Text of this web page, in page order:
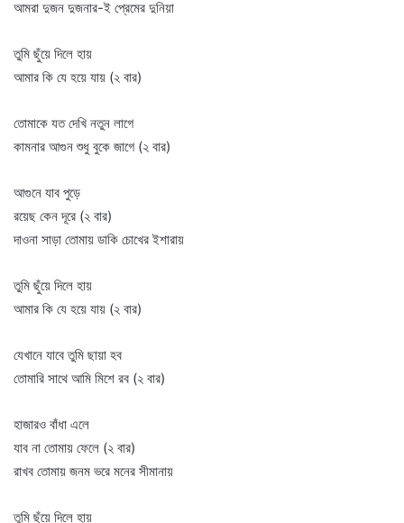
আমরা দুজন দুজনার-ই প্রেমের দুনিয়া
তুমি ছুঁয়ে দিলে হায়
আমার কি যে হয়ে যায় (২ বার)
তোমাকে যত দেখি নতুন লাগে
কামনার আগুন শুধু বুকে জাগে (২ বার)
আগুনে যাব পুড়ে
রয়েছ কেন দূরে (২ বার)
দাওনা সাড়া তোমায় ডাকি চোখের ইশারায়
তুমি ছুঁয়ে দিলে হায়
আমার কি যে হয়ে যায় (২ বার)
যেখানে যাবে তুমি ছায়া হব
তোমারি সাথে আমি মিশে রব (২ বার)
হাজারও বাঁধা এলে
যাব না তোমায় ফেলে (২ বার)
রাখব তোমায় জনম ভরে মনের সীমানায়
তুমি ছুঁয়ে দিলে হায়